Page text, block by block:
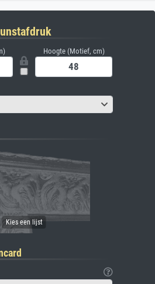
Hoogte (Motief, cm)